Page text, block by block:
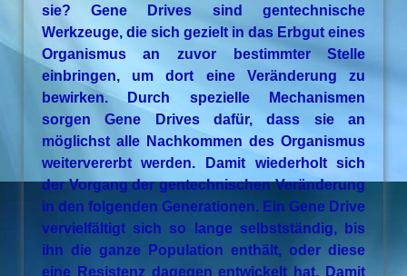
sie? Gene Drives sind gentechnische
Werkzeuge, die sich gezielt in das Erbgut eines
Organismus an zuvor bestimmter Stelle
einbringen, um dort eine Veränderung zu
bewirken. Durch spezielle Mechanismen
sorgen Gene Drives dafür, dass sie an
möglichst alle Nachkommen des Organismus
weitervererbt werden. Damit wiederholt sich
der Vorgang der gentechnischen Veränderung
in den folgenden Generationen. Ein Gene Drive
vervielfältigt sich so lange selbstständig, bis
ihn die ganze Population enthält, oder diese
eine Resistenz dagegen entwickelt hat. Damit